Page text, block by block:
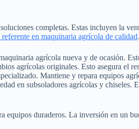
completas. Estas incluyen la
referente en maquinaria agrícola de calidad
agrícola nueva y de ocasión.
agrícolas originales. Esto asegura el
Mantiene y repara equipos
en subsoladores agrícolas y chiseles.
equipos duraderos. La inversión en un